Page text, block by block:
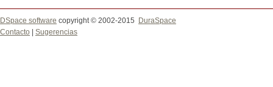
DSpace software copyright © 2002-2015
DuraSpace
Contacto
Sugerencias